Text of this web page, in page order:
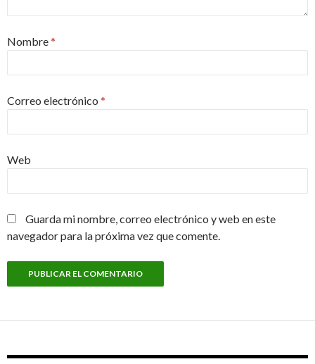
Nombre*
Correo electrónico *
Web
Guarda mi nombre, correo electrónico y web en este
navegador para la próxima vez que comente.